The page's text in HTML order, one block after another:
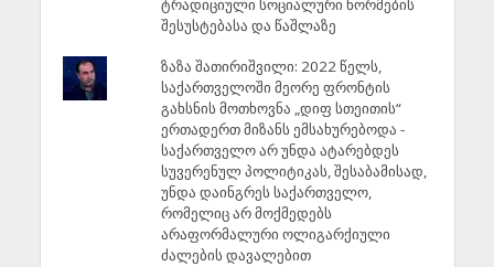
ტრადიციული სოციალური ნორმების
შესუსტებასა და წაშლაზე
ზაზა შათირიშვილი: 2022 წელს,
საქართველოში მეორე ფრონტის
გახსნის მოთხოვნა „დიფ სთეითის“
ერთადერთ მიზანს ემსახურებოდა -
საქართველო არ უნდა ატარებდეს
სუვერენულ პოლიტიკას, შესაბამისად,
უნდა დაინგრეს საქართველო,
რომელიც არ მოქმედებს
არაფორმალური ოლიგარქიული
ძალების დავალებით